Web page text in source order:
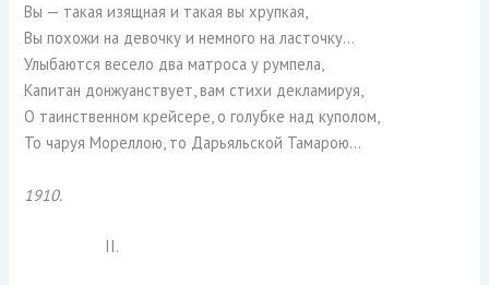
Вы — такая изящная и такая вы хрупкая,
Вы похожи на девочку и немного на ласточку…
Улыбаются весело два матроса у румпела,
Капитан донжуанствует, вам стихи декламируя,
О таинственном крейсере, о голубке над куполом,
То чаруя Мореллою, то Дарьяльской Тамарою…
1910.
II.